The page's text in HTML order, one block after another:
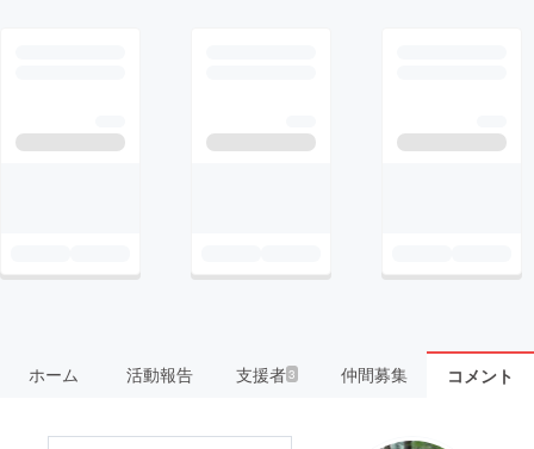
ホーム 活動報告 支援者3 仲間募集 コメント